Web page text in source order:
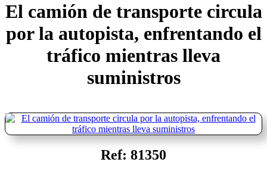
El camión de transporte circula
por la autopista, enfrentando el
tráfico mientras lleva
suministros
Ref: 81350